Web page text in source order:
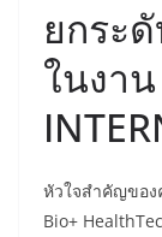
ยกระ
ในงา
หัวใจสำคัญขอ
Bio+